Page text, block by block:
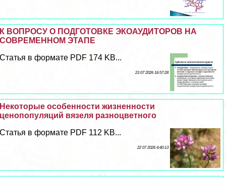
К ВОПРОСУ О ПОДГОТОВКЕ ЭКОАУДИТОРОВ НА
СОВРЕМЕННОМ ЭТАПЕ
Статья в формате PDF 174 KB...
23 07 2026 16:57:28
Некоторые особенности жизненности
ценопопуляций вязеля разноцветного
Статья в формате PDF 112 KB...
22 07 2026 4:40:13